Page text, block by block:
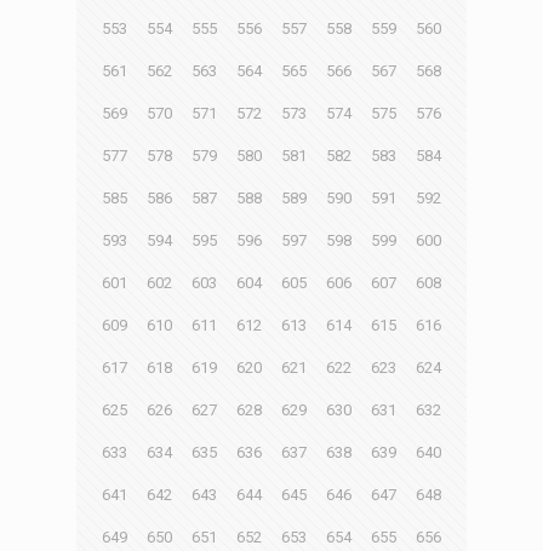
553 554 555 556 557 558 559 560
561 562 563 564 565 566 567 568
569 570 571 572 573 574 575 576
577 578 579 580 581 582 583 584
585 586 587 588 589 590 591 592
593 594 595 596 597 598 599 600
601 602 603 604 605 606 607 608
609 610 611 612 613 614 615 616
617 618 619 620 621 622 623 624
625 626 627 628 629 630 631 632
633 634 635 636 637 638 639 640
641 642 643 644 645 646 647 648
649 650 651 652 653 654 655 656